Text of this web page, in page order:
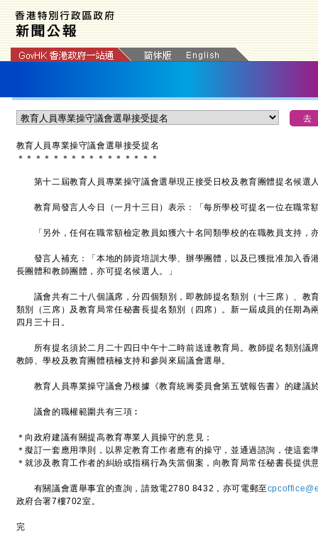
教育人員專業操守議會選舉接受提名
＊ ＊ ＊ ＊ ＊ ＊ ＊ ＊ ＊ ＊ ＊ ＊ ＊ ＊ ＊ ＊
第十二屆教育人員專業操守議會選舉現正接受日校及教育團體提名候選
教育局發言人今日（一月十三日）表示：「每所學校可提名一位在職常
「另外，任何在職常額檢定教員如獲六十名同類學校的在職教員支持，
發言人補充：「本地的師資培訓大學、辦學團體，以及已獲批准加入香
長團體和教師團體，亦可提名候選人。」
議會共有二十八個議席，分四個類別，即教師提名類別（十三席）、教
類別（三席）及教育局常任秘書長提名類別（四席）。新一屆成員的任期為
四月三十日。
所有提名須於二月二十四日中午十二時前送達教育局。教師提名類別議
教師、學校及教育團體積極支持和參與來屆議會選舉。
教育人員專業操守議會乃根據《教育統籌委員會第五號報告書》的建議
議會的職權範圍共有三項︰
＊向政府建議有關提高教育專業人員操守的意見；
＊擬訂一套應用準則，以界定教育工作者應有的操守，並通過諮詢，使這套
＊就涉及教育工作者的糾紛或指稱行為失當個案，向教育局常任秘書長提供
有關議會選舉事宜的查詢，請致電2780 8432，亦可電郵至
政府合署7樓702室。
完